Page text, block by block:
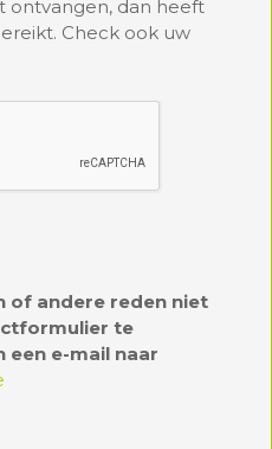
ontvangen, dan heeft
Check ook uw
of andere reden niet
te
een e-mail naar